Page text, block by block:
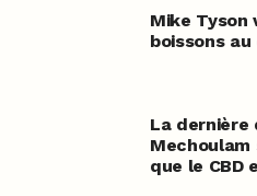
Mike Tyson
boissons
La dernière
que le CBD